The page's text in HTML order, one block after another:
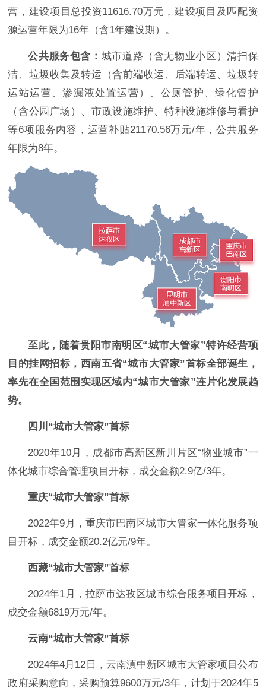
营，建设项目总投资11616.70万元，建设项目及匹配资
源运营年限为16年（含1年建设期）。
公共服务包含： 城市道路（含无物业小区）清扫保
洁、垃圾收集及转运（含前端收运、后端转运、垃圾转
运站运营、渗漏液处置运营）、公厕管护、绿化管护
（含公园广场）、市政设施维护、特种设施维修与看护
等6项服务内容，运营补贴21170.56万元/年，公共服务
年限为8年。
至此，随着贵阳市南明区“城市大管家”特许经营项
目的挂网招标，西南五省“城市大管家”首标全部诞生，
率先在全国范围实现区域内“城市大管家”连片化发展趋
势。
四川“城市大管家”首标
2020年10月，成都市高新区新川片区“物业城市”一
体化城市综合管理项目开标，成交金额2.9亿/3年。
重庆“城市大管家”首标
2022年9月，重庆市巴南区城市大管家一体化服务项
目开标，成交金额20.2亿元/9年。
西藏“城市大管家”首标
2024年1月，拉萨市达孜区城市综合服务项目开标，
成交金额6819万元/年。
云南“城市大管家”首标
2024年4月12日，云南滇中新区城市大管家项目公布
政府采购意向，采购预算9600万元/3年，计划于2024年5